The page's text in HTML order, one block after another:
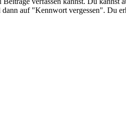
auf "Kennwort vergessen". Du